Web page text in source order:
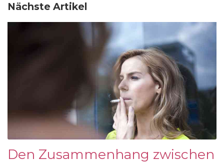
Nächste Artikel
Den Zusammenhang zwischen